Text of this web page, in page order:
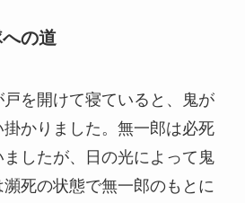
の道
を開けて寝ていると、鬼が
かりました。無一郎は必死
したが、日の光によって鬼
死の状態で無一郎のもとに